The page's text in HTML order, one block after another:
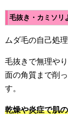
毛抜き・カミソリ
ムダ毛の自己処
毛抜きで無理や
面の角質まで削
す。
乾燥や炎症で肌